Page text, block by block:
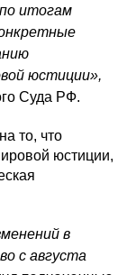
итогам
юстиции»,
Суда РФ.
то, что
юстиции,
в
с августа